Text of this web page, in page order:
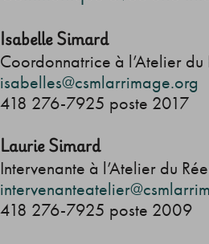
Isabelle Simard
Coordonnatrice à l’Atelier du
isabelles@csmlarrimage.org
418 276-7925 poste 2017
Laurie Simard
Intervenante à l’Atelier du
418 276-7925 poste 2009